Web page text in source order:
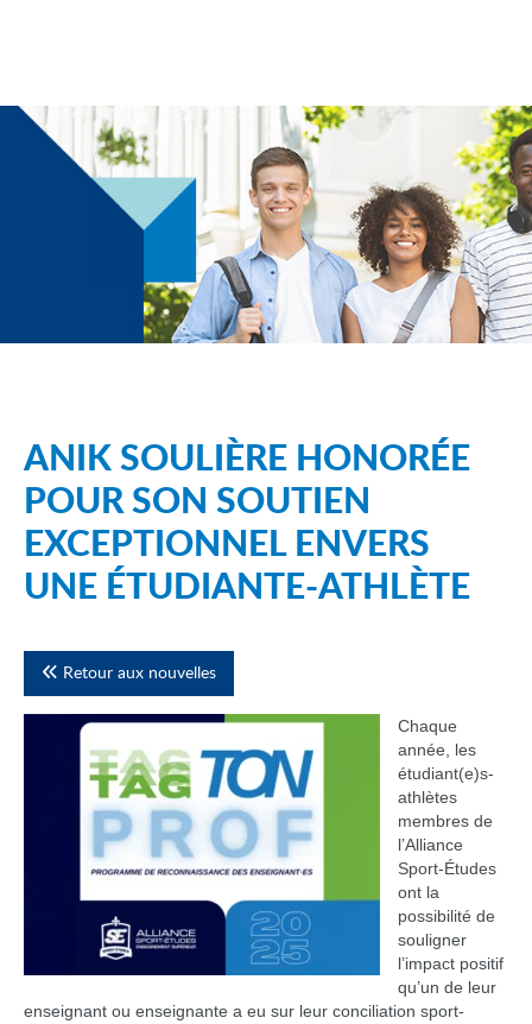
ANIK SOULIÈRE HONORÉE
POUR SON SOUTIEN
EXCEPTIONNEL ENVERS
UNE ÉTUDIANTE-ATHLÈTE
Retour aux nouvelles
Chaque
année, les
étudiant(e)s-
athlètes
membres de
l’Alliance
Sport-Études
ont la
possibilité de
souligner
l’impact positif
qu’un de leur
enseignant ou enseignante a eu sur leur conciliation sport-